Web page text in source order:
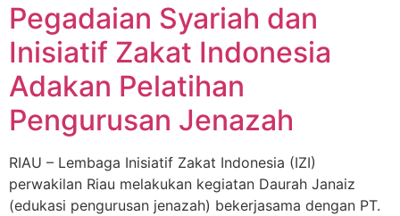
Pegadaian Syariah dan
Inisiatif Zakat Indonesia
Adakan Pelatihan
Pengurusan Jenazah
RIAU – Lembaga Inisiatif Zakat Indonesia (IZI)
perwakilan Riau melakukan kegiatan Daurah Janaiz
(edukasi pengurusan jenazah) bekerjasama dengan PT.